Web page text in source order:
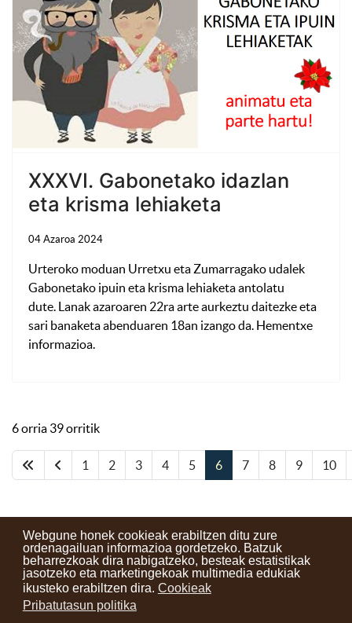
Webgune honek cookieak erabiltzen ditu zure
ordenagailuan informazioa gordetzeko. Batzuk
beharrezkoak dira nabigatzeko, besteak estatistikak
jasotzeko eta marketingekoak multimedia edukiak
ikusteko erabiltzen dira. Cookieak
Pribatutasun politika
XXXVI. Gabonetako idazlan
eta krisma lehiaketa
04 Azaroa 2024
Urteroko moduan Urretxu eta Zumarragako udalek
Gabonetako ipuin eta krisma lehiaketa antolatu
dute. Lanak azaroaren 22ra arte aurkeztu daitezke eta
sari banaketa abenduaren 18an izango da. Hementxe
informazioa.
6 orria 39 orritik
1 2 3 4 5 6 7 8 9 10
Kontaktuak Erabilera baldintzak Lege oharra
Berriak
Zure iritzia